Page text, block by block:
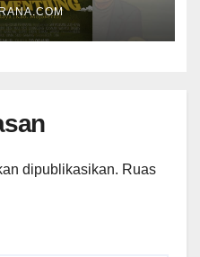
dipublikasikan. Ruas